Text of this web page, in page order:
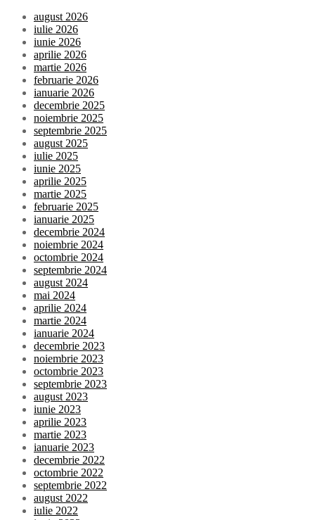
august 2026
iulie 2026
iunie 2026
aprilie 2026
martie 2026
februarie 2026
ianuarie 2026
decembrie 2025
noiembrie 2025
septembrie 2025
august 2025
iulie 2025
iunie 2025
aprilie 2025
martie 2025
februarie 2025
ianuarie 2025
decembrie 2024
noiembrie 2024
octombrie 2024
septembrie 2024
august 2024
mai 2024
aprilie 2024
martie 2024
ianuarie 2024
decembrie 2023
noiembrie 2023
octombrie 2023
septembrie 2023
august 2023
iunie 2023
aprilie 2023
martie 2023
ianuarie 2023
decembrie 2022
octombrie 2022
septembrie 2022
august 2022
iulie 2022